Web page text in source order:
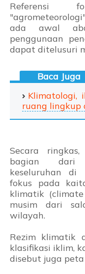
Referensi
ada awal
penggunaan
dapat ditelusuri
Klimatologi,
ruang lingkup
Secara
bagian dari
keseluruhan di
fokus pada
klimatik
musim dari
wilayah.
Rezim klimatik
klasifikasi iklim,
disebut juga